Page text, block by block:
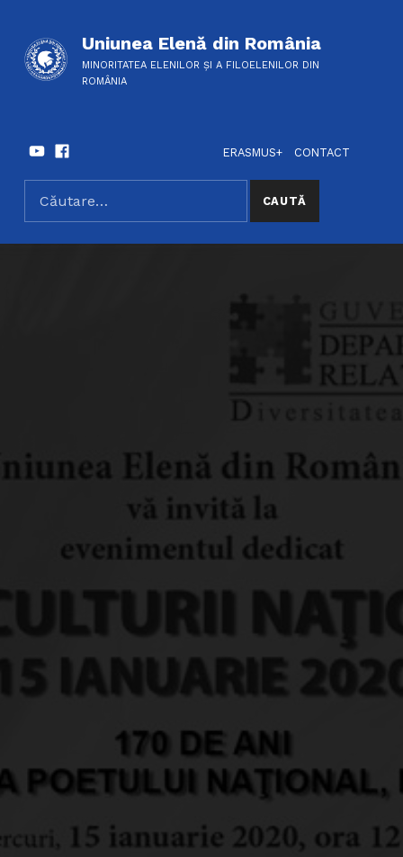
Uniunea Elenă din România
MINORITATEA ELENILOR ȘI A FILOELENILOR DIN
ROMÂNIA
SOCIAL LINKS
YoutubeFacebook
ERASMUS+
CONTACT
SEARCH THE SITE
Caută după: